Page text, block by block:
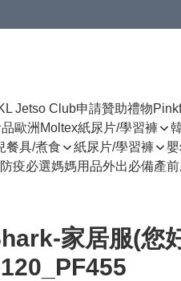
Jetso Club申請贊助禮物
歐洲Moltex紙尿片/學習褲
餐具/煮食 紙尿片/學習褲
疫必選媽媽用品外出必備產
家居服(您